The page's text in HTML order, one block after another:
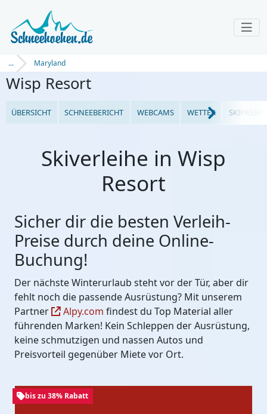
... Maryland
Wisp Resort
ÜBERSICHT SCHNEEBERICHT WEBCAMS WETTER
Skiverleihe in Wisp
Resort
Sicher dir die besten Verleih-
Preise durch deine Online-
Buchung!
Der nächste Winterurlaub steht vor der Tür, aber dir
fehlt noch die passende Ausrüstung? Mit unserem
Partner
Alpy.com findest du Top Material aller
führenden Marken! Kein Schleppen der Ausrüstung,
keine schmutzigen und nassen Autos und
Preisvorteil gegenüber Miete vor Ort.
bis zu 38% Rabatt